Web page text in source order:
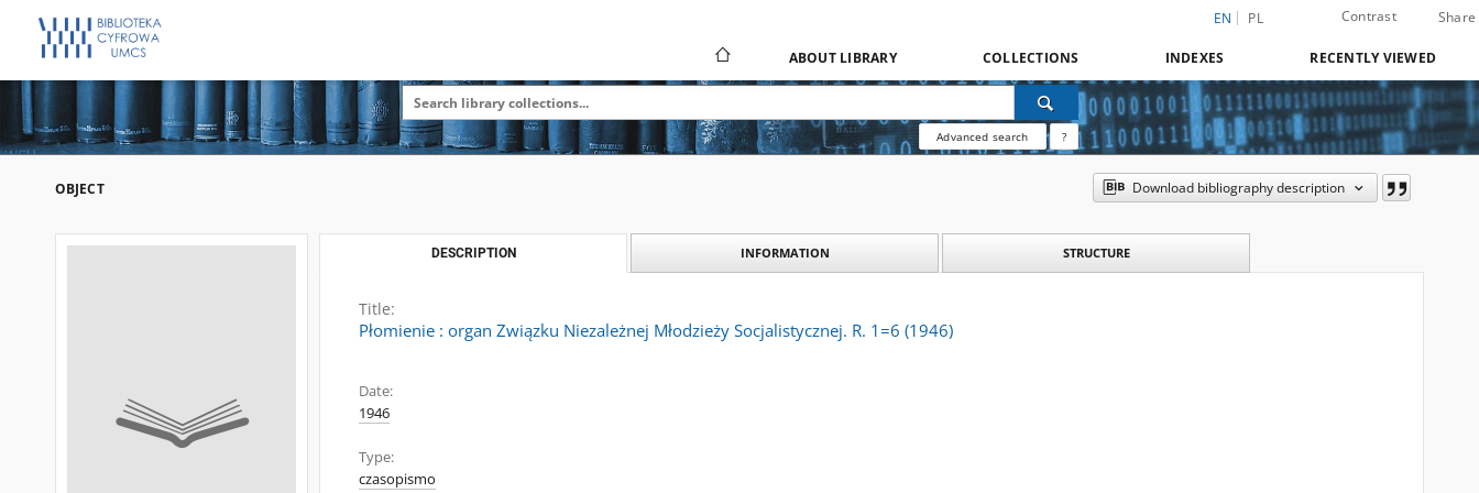
EN PL Contrast Share
ABOUT LIBRARY COLLECTIONS INDEXES RECENTLY VIEWED
Advanced search ?
OBJECT Download bibliography description
DESCRIPTION INFORMATION STRUCTURE
Title:
Płomienie : organ Związku Niezależnej Młodzieży Socjalistycznej. R. 1=6 (1946)
Date:
1946
Type:
czasopismo